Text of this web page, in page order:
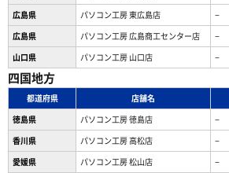
広島県
パソコン工房 東広島店 −
広島県
パソコン工房 広島商工センター店 −
山口県
パソコン工房 山口店 −
四国地方
都道府県 店舗名
徳島県
パソコン工房 徳島店 −
香川県
パソコン工房 高松店 −
愛媛県
パソコン工房 松山店 −